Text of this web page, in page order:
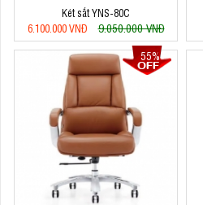
Két sắt YNS-80C
6.100.000 VNĐ
9.050.000 VNĐ
55%